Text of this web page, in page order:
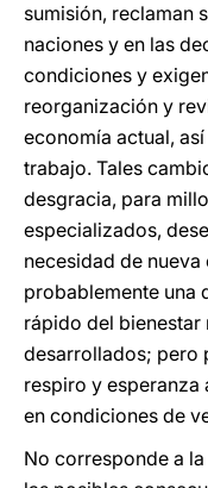
sumisión, reclaman
naciones y en las
condiciones y
reorganización y
economía actual,
trabajo. Tales
desgracia, para
especializados,
necesidad de
probablemente una
rápido del bienestar
desarrollados; pero
respiro y esperanza
en condiciones de
No corresponde a